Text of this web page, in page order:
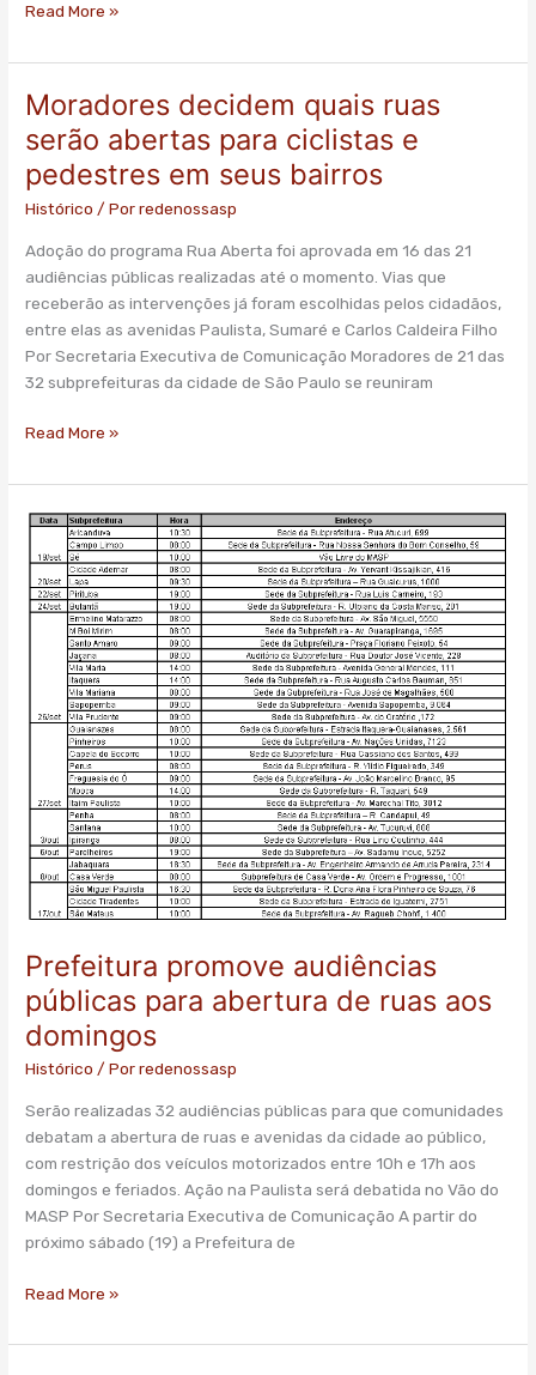
Read More »
Moradores decidem quais ruas
serão abertas para ciclistas e
pedestres em seus bairros
Histórico / Porredenossasp
Adoção do programa Rua Aberta foi aprovada em 16 das 21
audiências públicas realizadas até o momento. Vias que
receberão as intervenções já foram escolhidas pelos cidadãos,
entre elas as avenidas Paulista, Sumaré e Carlos Caldeira Filho
Por Secretaria Executiva de Comunicação Moradores de 21 das
32 subprefeituras da cidade de São Paulo se reuniram
Moradores
decidem
quais
ruas
serão
para
ciclistas
e
pedestres
em
seus
Read More »
Prefeitura promove audiências
públicas para abertura de ruas aos
domingos
Histórico / Porredenossasp
Serão realizadas 32 audiências públicas para que comunidades
debatam a abertura de ruas e avenidas da cidade ao público,
com restrição dos veículos motorizados entre 10h e 17h aos
domingos e feriados. Ação na Paulista será debatida no Vão do
MASP Por Secretaria Executiva de Comunicação A partir do
próximo sábado (19) a Prefeitura de
Prefeitura
promove
audiências
públicas
abertura
domingos
Read More »